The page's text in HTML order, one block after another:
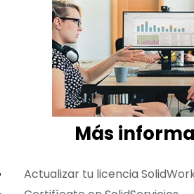
Más i
Actualizar tu licencia